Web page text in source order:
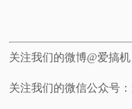
关注我们的微博@爱搞机
关注我们的微信公众号：